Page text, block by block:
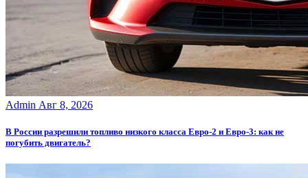
Admin Авг 8, 2026
В России разрешили топливо низкого класса Евро-2 и Евро-3: как не
погубить двигатель?